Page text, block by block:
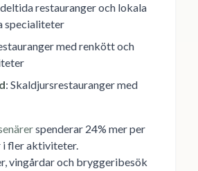
restauranger och lokala
specialiteter
med renkött och
: Skaldjursrestauranger med
spenderar 24% mer per
i fler aktiviteter.
vingårdar och bryggeribesök